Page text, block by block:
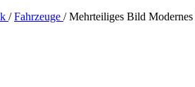
/ Fahrzeuge / Mehrteiliges Bild